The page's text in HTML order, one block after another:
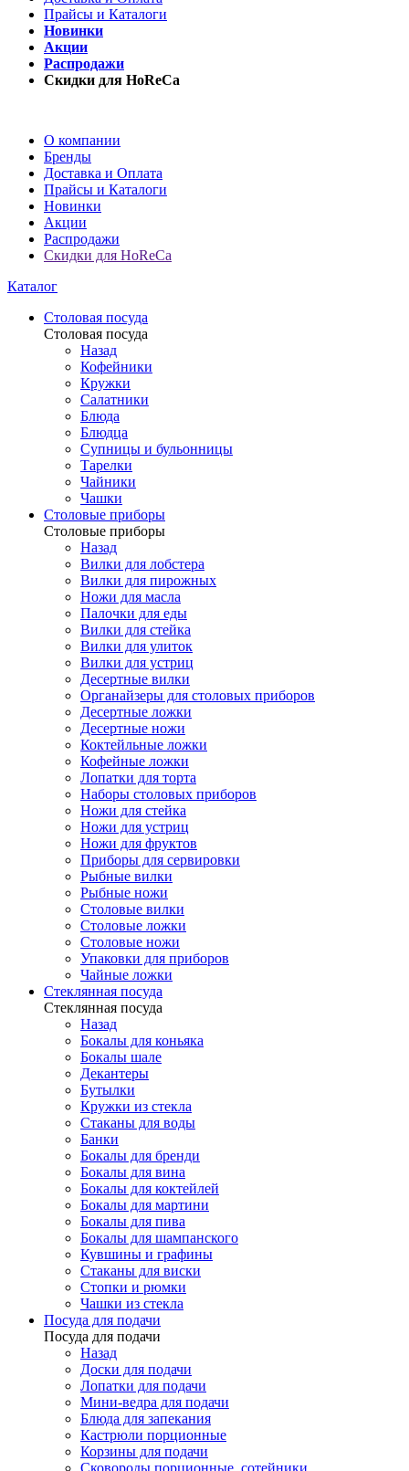
Прайсы и Каталоги
Новинки
Акции
Распродажи
Скидки для HoReCa
О компании
Бренды
Доставка и Оплата
Прайсы и Каталоги
Новинки
Акции
Распродажи
Скидки для HoReCa
Каталог
Столовая посуда
Столовая посуда
Назад
Кофейники
Кружки
Салатники
Блюда
Блюдца
Супницы и бульонницы
Тарелки
Чайники
Чашки
Cтоловые приборы
Cтоловые приборы
Назад
Вилки для лобстера
Вилки для пирожных
Ножи для масла
Палочки для еды
Вилки для стейка
Вилки для улиток
Вилки для устриц
Десертные вилки
Органайзеры для столовых приборов
Десертные ложки
Десертные ножи
Коктейльные ложки
Кофейные ложки
Лопатки для торта
Наборы столовых приборов
Ножи для стейка
Ножи для устриц
Ножи для фруктов
Приборы для сервировки
Рыбные вилки
Рыбные ножи
Столовые вилки
Столовые ложки
Столовые ножи
Упаковки для приборов
Чайные ложки
Стеклянная посуда
Стеклянная посуда
Назад
Бокалы для коньяка
Бокалы шале
Декантеры
Бутылки
Кружки из стекла
Стаканы для воды
Банки
Бокалы для бренди
Бокалы для вина
Бокалы для коктейлей
Бокалы для мартини
Бокалы для пива
Бокалы для шампанского
Кувшины и графины
Стаканы для виски
Стопки и рюмки
Чашки из стекла
Посуда для подачи
Посуда для подачи
Назад
Доски для подачи
Лопатки для подачи
Мини-ведра для подачи
Блюда для запекания
Кастрюли порционные
Корзины для подачи
Сковороды порционные, сотейники